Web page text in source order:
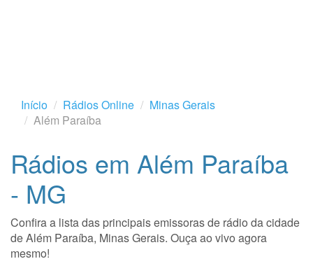
Início Rádios Online
Minas Gerais
Além Paraíba
Rádios em Além Paraíba
- MG
Confira a lista das principais emissoras de rádio da cidade
de Além Paraíba, Minas Gerais. Ouça ao vivo agora
mesmo!